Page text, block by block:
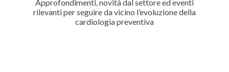
Approfondimenti, novità dal settore ed eventi
rilevanti per seguire da vicino l’evoluzione della
cardiologia preventiva